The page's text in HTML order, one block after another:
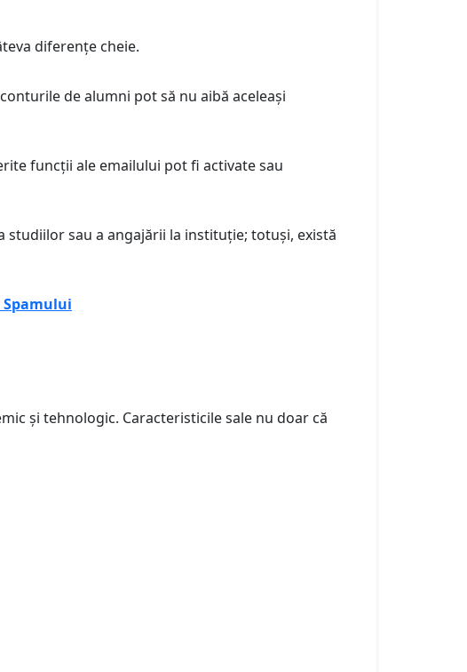
diferențe cheie.
de alumni pot să nu aibă aceleași
funcții ale emailului pot fi activate sau
sau a angajării la instituție; totuși, există
și tehnologic. Caracteristicile sale nu doar că